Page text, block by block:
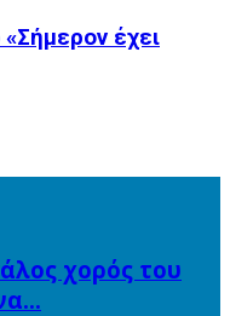
έχει
χορός του